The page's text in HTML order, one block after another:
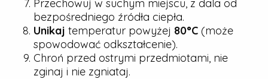
Przechowuj w suchym miejscu, z dala od
bezpośredniego źródła ciepła.
Unikaj temperatur powyżej 80°C (może
spowodować odkształcenie).
Chroń przed ostrymi przedmiotami, nie
zginaj i nie zgniataj.